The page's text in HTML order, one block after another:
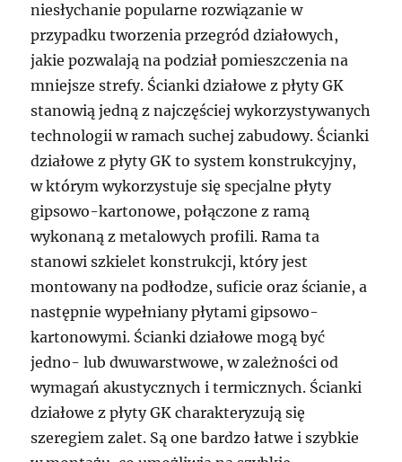
niesłychanie popularne rozwiązanie w
przypadku tworzenia przegród działowych,
jakie pozwalają na podział pomieszczenia na
mniejsze strefy. Ścianki działowe z płyty GK
stanowią jedną z najczęściej wykorzystywanych
technologii w ramach suchej zabudowy. Ścianki
działowe z płyty GK to system konstrukcyjny,
w którym wykorzystuje się specjalne płyty
gipsowo-kartonowe, połączone z ramą
wykonaną z metalowych profili. Rama ta
stanowi szkielet konstrukcji, który jest
montowany na podłodze, suficie oraz ścianie, a
następnie wypełniany płytami gipsowo-
kartonowymi. Ścianki działowe mogą być
jedno- lub dwuwarstwowe, w zależności od
wymagań akustycznych i termicznych. Ścianki
działowe z płyty GK charakteryzują się
szeregiem zalet. Są one bardzo łatwe i szybkie